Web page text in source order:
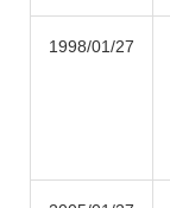
1998/01/27